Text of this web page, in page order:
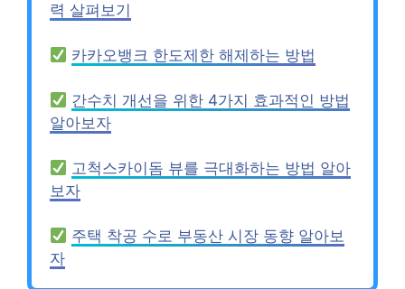
력 살펴보기
카카오뱅크 한도제한 해제하는 방법
간수치 개선을 위한 4가지 효과적인 방법
알아보자
고척스카이돔 뷰를 극대화하는 방법 알아
보자
주택 착공 수로 부동산 시장 동향 알아보
자